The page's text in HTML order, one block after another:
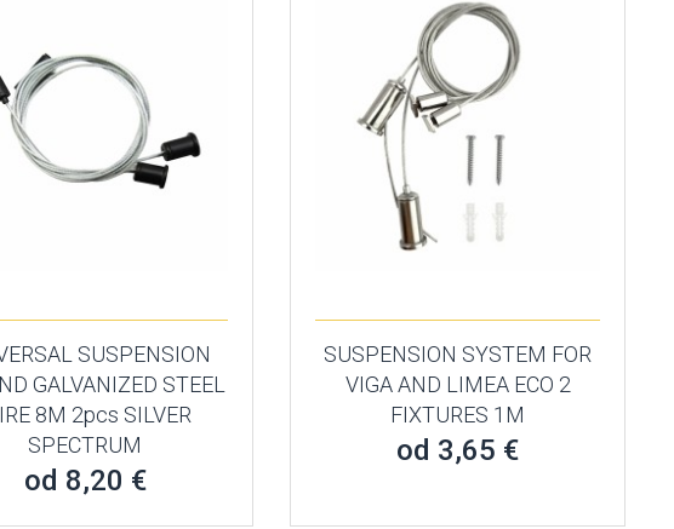
SUSPENSION
GALVANIZED STEEL
8M 2pcs SILVER
SPECTRUM
od 8,20 €
SUSPENSION SYSTEM FOR
VIGA AND LIMEA ECO 2
FIXTURES 1M
od 3,65 €